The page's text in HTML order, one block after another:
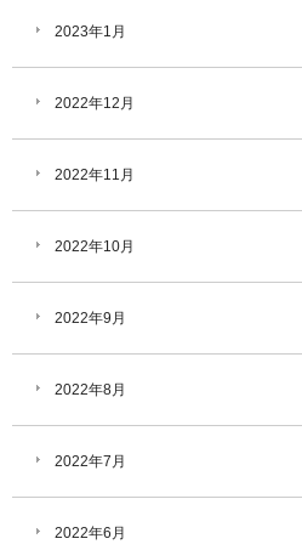
2023年1月
2022年12月
2022年11月
2022年10月
2022年9月
2022年8月
2022年7月
2022年6月